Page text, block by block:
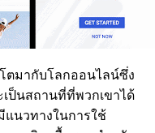
ตมากับโลกออนไลน์ซึ่ง
เป็นสถานที่ที่พวกเขาได้
นวทางในการใช้